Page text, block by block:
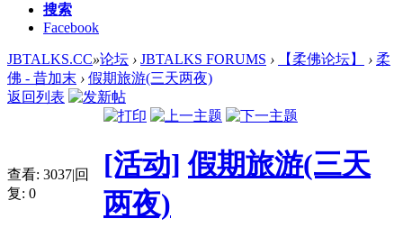
搜索
Facebook
JBTALKS.CC»论坛 › JBTALKS FORUMS › 【柔佛论坛】 › 柔
佛 - 昔加末 › 假期旅游(三天两夜)
返回列表
查看: 3037|回
复: 0
[活动] 假期旅游(三天
两夜)